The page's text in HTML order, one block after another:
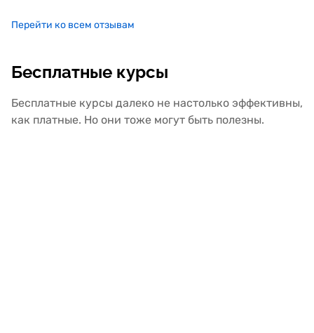
принимать взвешенные решения на основе
управленческих отчетов 👍
Перейти ко всем отзывам
Бесплатные курсы
Бесплатные курсы далеко не настолько эффективны,
как платные. Но они тоже могут быть полезны.